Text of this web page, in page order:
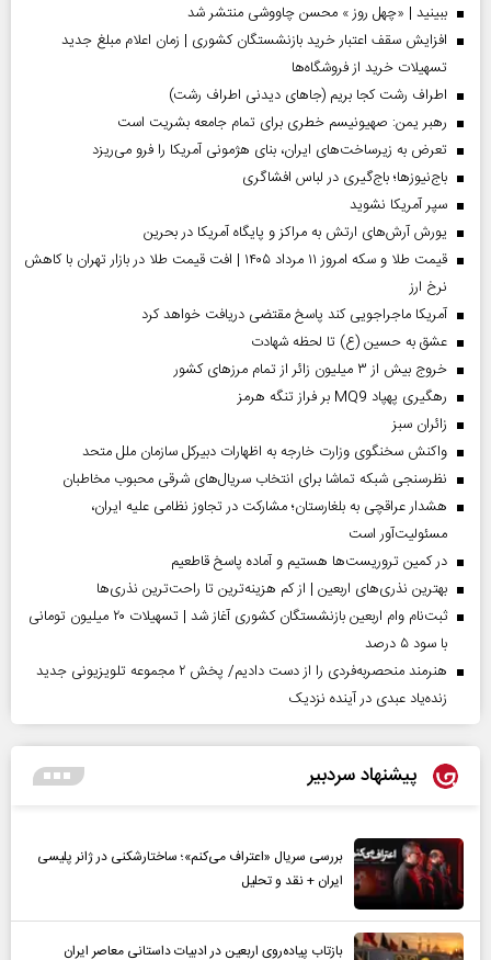
ببینید | «چهل روز » محسن چاووشی منتشر شد
افزایش سقف اعتبار خرید بازنشستگان کشوری | زمان اعلام مبلغ جدید
تسهیلات خرید از فروشگاه‌ها
اطراف رشت کجا بریم (جاهای دیدنی اطراف رشت)
رهبر یمن: صهیونیسم خطری برای تمام جامعه بشریت است
تعرض به زیرساخت‌های ایران، بنای هژمونی آمریکا را فرو می‌ریزد
باج‌نیوزها؛ باج‌گیری در لباس افشاگری
سپر آمریکا نشوید
یورش آرش‌های ارتش به مراکز و پایگاه‌ آمریکا در بحرین
قیمت طلا و سکه امروز ۱۱ مرداد ۱۴۰۵ | افت قیمت طلا در بازار تهران با کاهش
نرخ ارز
آمریکا ماجراجویی کند پاسخ مقتضی دریافت خواهد کرد
عشق به حسین (ع) تا لحظه شهادت
خروج بیش از ۳ میلیون زائر از تمام مرز‌های کشور
رهگیری پهپاد MQ9 بر فراز تنگه هرمز
‌زائران سبز
واکنش سخنگوی وزارت خارجه به اظهارات دبیرکل سازمان ملل متحد
نظرسنجی شبکه تماشا برای انتخاب سریال‌های شرقی محبوب مخاطبان
هشدار عراقچی به بلغارستان؛ مشارکت در تجاوز نظامی علیه ایران،
مسئولیت‌آور است
در کمین تروریست‌ها هستیم و آماده پاسخ قاطعیم
بهترین نذری‌های اربعین | از کم هزینه‌ترین تا راحت‌ترین نذری‌ها
ثبت‌نام وام اربعین بازنشستگان کشوری آغاز شد | تسهیلات ۲۰ میلیون تومانی
با سود ۵ درصد
هنرمند منحصر‌به‌فردی را از دست دادیم/ پخش ۲ مجموعه تلویزیونی جدید
زنده‌یاد عبدی در آینده نزدیک
پیشنهاد سردبیر
بررسی سریال «اعتراف می‌کنم»؛ ساختارشکنی در ژانر پلیسی
ایران + نقد و تحلیل
بازتاب پیاده‌روی اربعین در ادبیات داستانی معاصر ایران